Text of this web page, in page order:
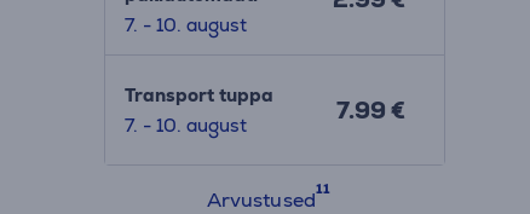
7. - 10. august
Transport tuppa
7. - 10. august
7.99 €
Arvustused